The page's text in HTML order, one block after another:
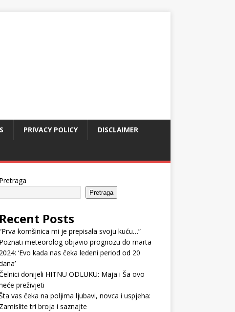
PRIVACY POLICY DISCLAIMER
Pretraga
Pretraga
Recent Posts
komšinica mi je prepisala svoju kuću…”
Poznati meteorolog objavio prognozu do marta
2024: ‘Evo kada nas čeka ledeni period od 20
donijeli HITNU ODLUKU: Maja i Ša ovo
preživjeti
vas čeka na poljima ljubavi, novca i uspjeha:
Zamislite tri broja i saznajte